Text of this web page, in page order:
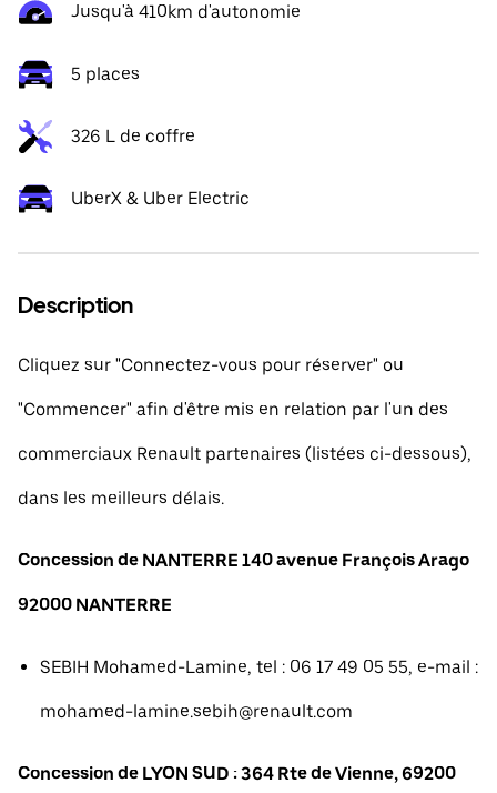
Jusqu'à 410km d'autonomie
5 places
326 L de coffre
UberX & Uber Electric
Description
Cliquez sur "Connectez-vous pour réserver" ou
"Commencer" afin d'être mis en relation par l'un des
commerciaux Renault partenaires (listées ci-dessous),
dans les meilleurs délais.
Concession de NANTERRE 140 avenue François Arago
92000 NANTERRE
SEBIH Mohamed-Lamine, tel : 06 17 49 05 55, e-mail :
mohamed-lamine.sebih@renault.com
Concession de LYON SUD : 364 Rte de Vienne, 69200